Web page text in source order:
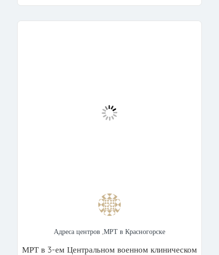
Адреса центров ,МРТ в Красногорске
МРТ в 3-ем Центральном военном клиническом